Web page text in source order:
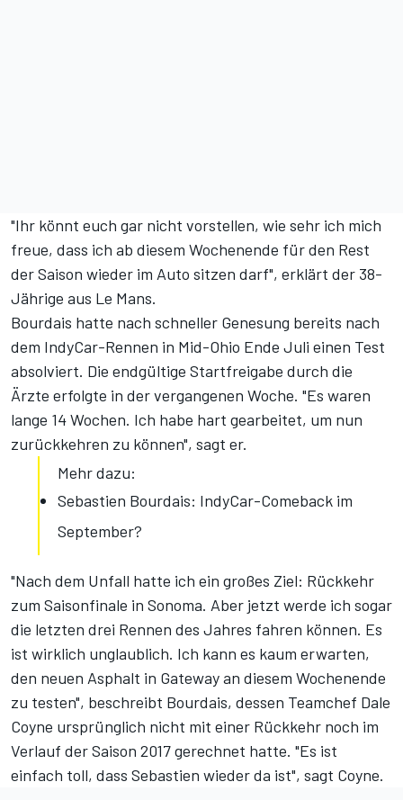
"Ihr könnt euch gar nicht vorstellen, wie sehr ich mich
freue, dass ich ab diesem Wochenende für den Rest
der Saison wieder im Auto sitzen darf", erklärt der 38-
Jährige aus Le Mans.
Bourdais hatte nach schneller Genesung bereits nach
dem IndyCar-Rennen in Mid-Ohio Ende Juli einen Test
absolviert. Die endgültige Startfreigabe durch die
Ärzte erfolgte in der vergangenen Woche. "Es waren
lange 14 Wochen. Ich habe hart gearbeitet, um nun
zurückkehren zu können", sagt er.
Mehr dazu:
Sebastien Bourdais: IndyCar-Comeback im
September?
"Nach dem Unfall hatte ich ein großes Ziel: Rückkehr
zum Saisonfinale in Sonoma. Aber jetzt werde ich sogar
die letzten drei Rennen des Jahres fahren können. Es
ist wirklich unglaublich. Ich kann es kaum erwarten,
den neuen Asphalt in Gateway an diesem Wochenende
zu testen", beschreibt Bourdais, dessen Teamchef Dale
Coyne ursprünglich nicht mit einer Rückkehr noch im
Verlauf der Saison 2017 gerechnet hatte. "Es ist
einfach toll, dass Sebastien wieder da ist", sagt Coyne.